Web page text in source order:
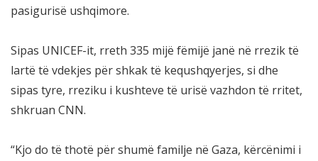
pasigurisë ushqimore.
Sipas UNICEF-it, rreth 335 mijë fëmijë janë në rrezik të
lartë të vdekjes për shkak të kequshqyerjes, si dhe
sipas tyre, rreziku i kushteve të urisë vazhdon të rritet,
shkruan CNN.
“Kjo do të thotë për shumë familje në Gaza, kërcënimi i